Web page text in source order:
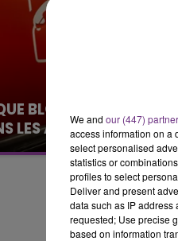
5h00 - 6h00
OF DE LA FAMILLE
CHAMPAGNE FM
BLOQUE LA
LES ARDENNES
déclaré ce mercredi
We and our (447)
access information on a
select personalised
statistics or
profiles to select
Deliver and present
data such as IP
requested; Use precise
based on information